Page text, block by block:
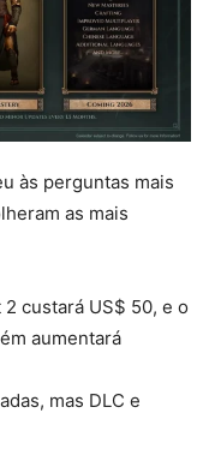
às perguntas mais
as mais
custará US$ 50, e o
aumentará
mas DLC e